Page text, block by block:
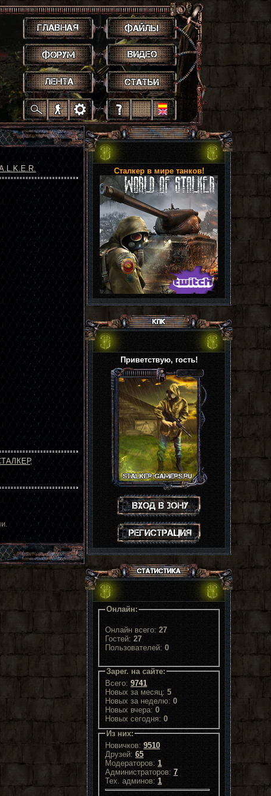
.
.
.
.
.
.
. . . . .
,
Сталкер в мире танков!
Приветствую, гость!
Вход на сайт
Регистрация
Онлайн:
Онлайн всего: 27
Гостей: 27
Пользователей: 0
Зарег. на сайте:
Всего: 9741
Новых за месяц: 5
Новых за неделю: 0
Новых вчера: 0
Новых сегодня: 0
Из них:
Новичков: 9510
Друзей: 65
Модераторов: 1
Администраторов: 7
Тех. админов: 1